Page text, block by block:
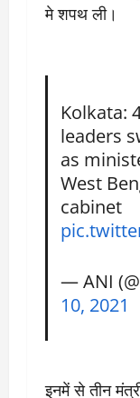
मे शपथ ली।
Kolkata:
leaders
as
West
cabinet
— ANI
10, 2021
इनमें से तीन